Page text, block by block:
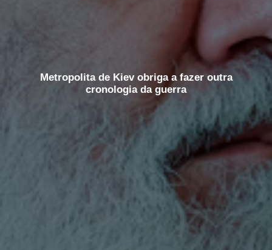
Metropolita de Kiev obriga a fazer outra
cronologia da guerra